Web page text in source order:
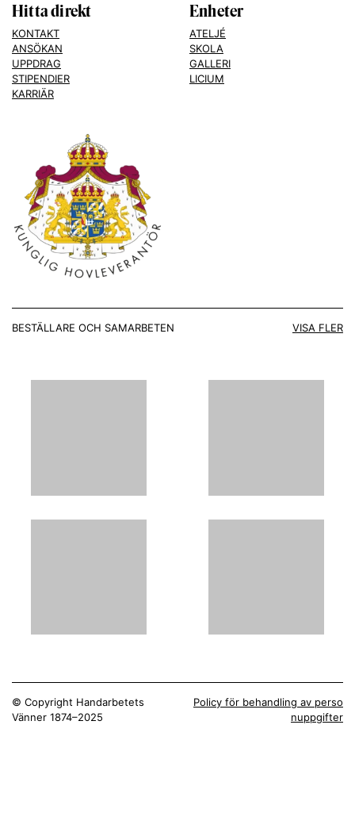
Hitta direkt
KONTAKT
ANSÖKAN
UPPDRAG
STIPENDIER
KARRIÄR
Enheter
ATELJÉ
SKOLA
GALLERI
LICIUM
BESTÄLLARE OCH SAMARBETEN VISA FLER
© Copyright Handarbetets
Vänner 1874–2025
Policy för behandling av perso
nuppgifter